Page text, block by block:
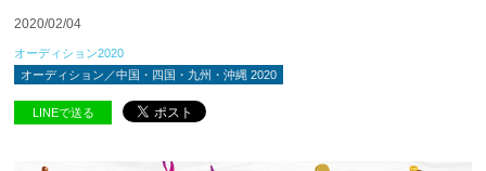
2020/02/04
オーディション2020
オーディション／中国・四国・九州・沖縄 2020
LINEで送る